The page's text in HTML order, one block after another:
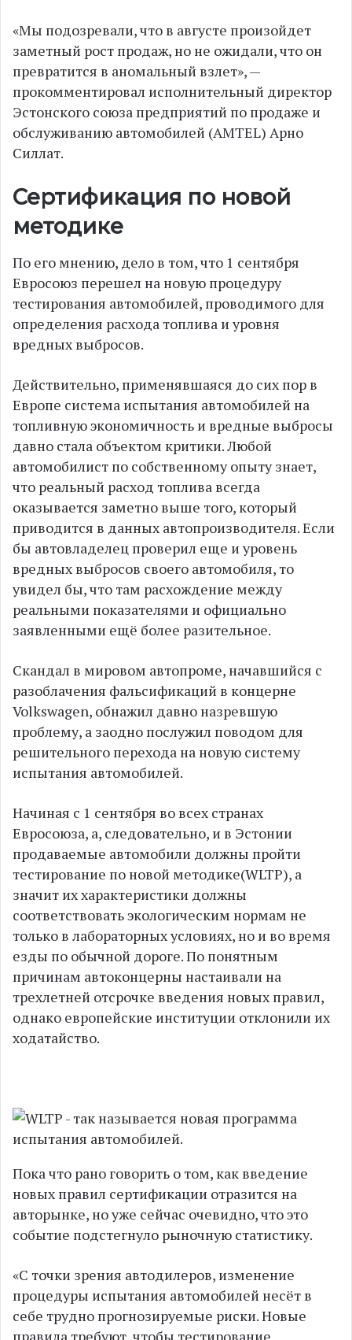
«Мы подозревали, что в августе произойдет
заметный рост продаж, но не ожидали, что он
превратится в аномальный взлет», —
прокомментировал исполнительный директор
Эстонского союза предприятий по продаже и
обслуживанию автомобилей (AMTEL) Арно
Силлат.
Сертификация по новой
методике
По его мнению, дело в том, что 1 сентября
Евросоюз перешел на новую процедуру
тестирования автомобилей, проводимого для
определения расхода топлива и уровня
вредных выбросов.
Действительно, применявшаяся до сих пор в
Европе система испытания автомобилей на
топливную экономичность и вредные выбросы
давно стала объектом критики. Любой
автомобилист по собственному опыту знает,
что реальный расход топлива всегда
оказывается заметно выше того, который
приводится в данных автопроизводителя. Если
бы автовладелец проверил еще и уровень
вредных выбросов своего автомобиля, то
увидел бы, что там расхождение между
реальными показателями и официально
заявленными ещё более разительное.
Скандал в мировом автопроме, начавшийся с
разоблачения фальсификаций в концерне
Volkswagen, обнажил давно назревшую
проблему, а заодно послужил поводом для
решительного перехода на новую систему
испытания автомобилей.
Начиная с 1 сентября во всех странах
Евросоюза, а, следовательно, и в Эстонии
продаваемые автомобили должны пройти
тестирование по новой методике(WLTP), а
значит их характеристики должны
соответствовать экологическим нормам не
только в лабораторных условиях, но и во время
езды по обычной дороге. По понятным
причинам автоконцерны настаивали на
трехлетней отсрочке введения новых правил,
однако европейские институции отклонили их
ходатайство.
Пока что рано говорить о том, как введение
новых правил сертификации отразится на
авторынке, но уже сейчас очевидно, что это
событие подстегнуло рыночную статистику.
«С точки зрения автодилеров, изменение
процедуры испытания автомобилей несёт в
себе трудно прогнозируемые риски. Новые
правила требуют, чтобы тестирование